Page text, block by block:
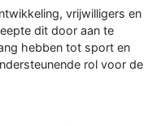
vrijwilligers en
dit door aan te
hebben tot sport en
rol voor de